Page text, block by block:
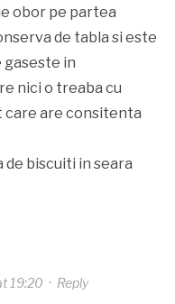
obor pe partea
de tabla si este
gaseste in
nici o treaba cu
care are consitenta
de biscuiti in seara
19:20 · Reply